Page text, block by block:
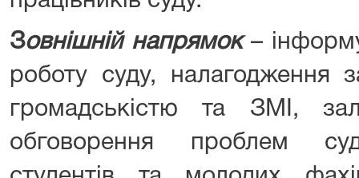
Зовнішній напрямок –
роботу суду, налагодження
громадськістю та ЗМІ,
обговорення проблем